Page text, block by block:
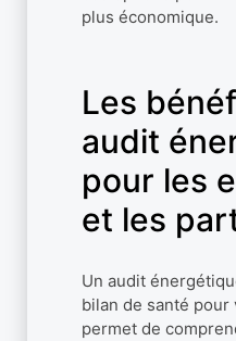
plus économique.
Les
audit
pour les
et les
Un audit
bilan de santé
permet de